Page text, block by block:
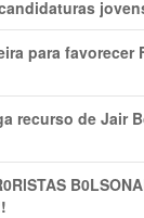
para
recurso de Jair